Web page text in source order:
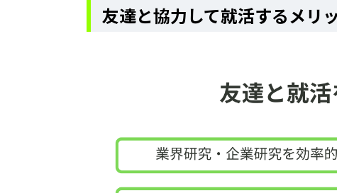
友達と協力して就活するメリ